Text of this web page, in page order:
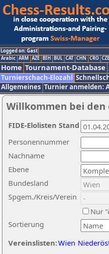
Logged on: Gast
Arabic ARM AZE BIH BUL CAT CHN CRO CZE
Home Tournament-Database
Turnierschach-Elozahl
Allgemeines Turnier anmelden:
Willkommen bei den
Nachname
Ebene
Sortierung
Personennummer
Bundesland
Spgem./Kreis/Verein
Nur
Vereinslisten:Wien
FIDE-Elolisten Stand